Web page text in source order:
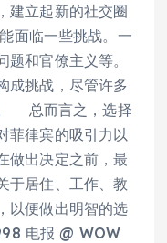
建立起新的社交圈
面临一些挑战。一
和官僚主义等。
成挑战，尽管许多
总而言之，选择
菲律宾的吸引力以
做出决定之前，最
于居住、工作、教
以便做出明智的选
电报 @ WOW